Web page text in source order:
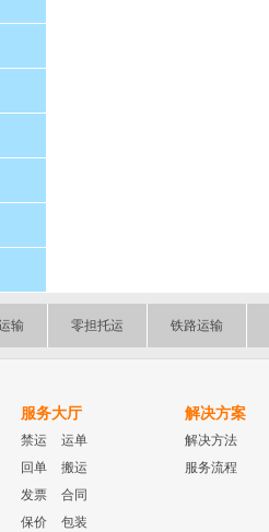
输 零担托运 铁路运输
服务大厅
禁运
运单
回单
搬运
发票
合同
保价
包装
解决方案
解决方法
服务流程